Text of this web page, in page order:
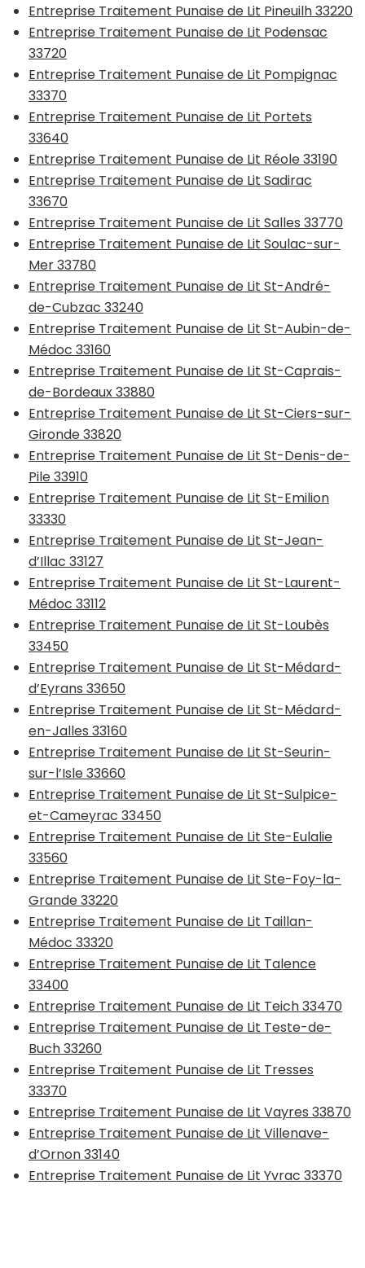
Entreprise Traitement Punaise de Lit Pineuilh 33220
Entreprise Traitement Punaise de Lit Podensac
33720
Entreprise Traitement Punaise de Lit Pompignac
33370
Entreprise Traitement Punaise de Lit Portets
33640
Entreprise Traitement Punaise de Lit Réole 33190
Entreprise Traitement Punaise de Lit Sadirac
33670
Entreprise Traitement Punaise de Lit Salles 33770
Entreprise Traitement Punaise de Lit Soulac-sur-
Mer 33780
Entreprise Traitement Punaise de Lit St-André-
de-Cubzac 33240
Entreprise Traitement Punaise de Lit St-Aubin-de-
Médoc 33160
Entreprise Traitement Punaise de Lit St-Caprais-
de-Bordeaux 33880
Entreprise Traitement Punaise de Lit St-Ciers-sur-
Gironde 33820
Entreprise Traitement Punaise de Lit St-Denis-de-
Pile 33910
Entreprise Traitement Punaise de Lit St-Emilion
33330
Entreprise Traitement Punaise de Lit St-Jean-
d’Illac 33127
Entreprise Traitement Punaise de Lit St-Laurent-
Médoc 33112
Entreprise Traitement Punaise de Lit St-Loubès
33450
Entreprise Traitement Punaise de Lit St-Médard-
d’Eyrans 33650
Entreprise Traitement Punaise de Lit St-Médard-
en-Jalles 33160
Entreprise Traitement Punaise de Lit St-Seurin-
sur-l’Isle 33660
Entreprise Traitement Punaise de Lit St-Sulpice-
et-Cameyrac 33450
Entreprise Traitement Punaise de Lit Ste-Eulalie
33560
Entreprise Traitement Punaise de Lit Ste-Foy-la-
Grande 33220
Entreprise Traitement Punaise de Lit Taillan-
Médoc 33320
Entreprise Traitement Punaise de Lit Talence
33400
Entreprise Traitement Punaise de Lit Teich 33470
Entreprise Traitement Punaise de Lit Teste-de-
Buch 33260
Entreprise Traitement Punaise de Lit Tresses
33370
Entreprise Traitement Punaise de Lit Vayres 33870
Entreprise Traitement Punaise de Lit Villenave-
d’Ornon 33140
Entreprise Traitement Punaise de Lit Yvrac 33370